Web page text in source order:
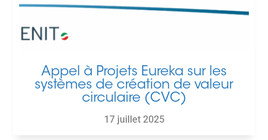
Appel à Projets Eureka sur les
systèmes de création de valeur
circulaire (CVC)
17 juillet 2025